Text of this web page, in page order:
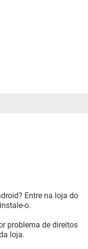
Entre na loja do
o.
problema de direitos
loja.